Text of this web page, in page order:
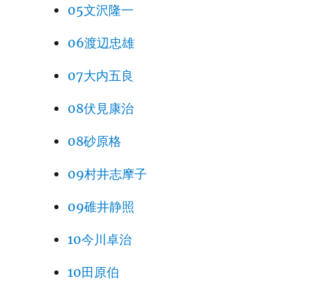
05文沢隆一
06渡辺忠雄
07大内五良
08伏見康治
08砂原格
09村井志摩子
09碓井静照
10今川卓治
10田原伯